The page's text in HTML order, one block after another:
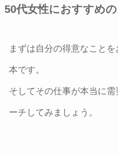
50代女性におすすめ
まずは自分の得意なこと
本です。
そしてその仕事が本当に
ーチしてみましょう。